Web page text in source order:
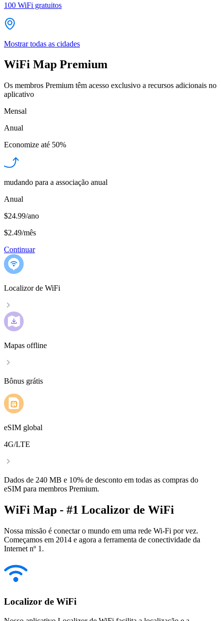
100 WiFi gratuitos
Mostrar todas as cidades
WiFi Map Premium
Os membros Premium têm acesso exclusivo a recursos adicionais no
aplicativo
Mensal
Anual
Economize até 50%
mudando para a associação anual
Anual
$24.99/ano
$2.49/mês
Continuar
Localizor de WiFi
Mapas offline
Bônus grátis
eSIM global
4G/LTE
Dados de 240 MB e 10% de desconto em todas as compras do
eSIM para membros Premium.
WiFi Map - #1 Localizor de WiFi
Nossa missão é conectar o mundo em uma rede Wi-Fi por vez.
Começamos em 2014 e agora a ferramenta de conectividade da
Internet nº 1.
Localizor de WiFi